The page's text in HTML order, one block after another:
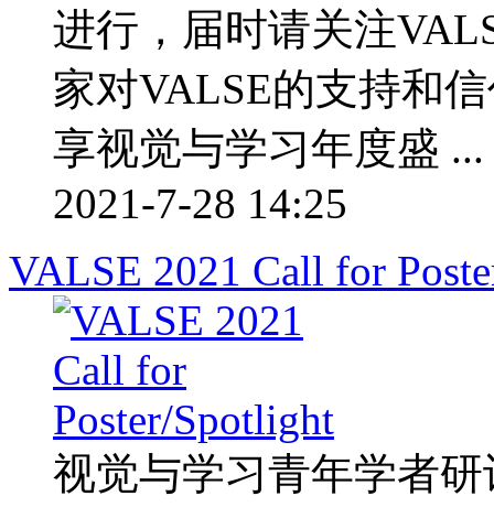
进行，届时请关注
家对VALSE的支持和
享视觉与学习年度盛 ...
2021-7-28 14:25
VALSE 2021 Call for
视觉与学习青年学者